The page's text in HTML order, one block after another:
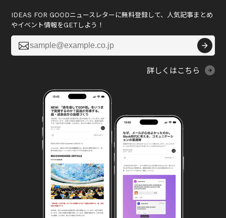
IDEAS FOR GOODニュースレターに無料登録して、人気記事まとめ
やイベント情報をGETしよう！

詳しくはこちら